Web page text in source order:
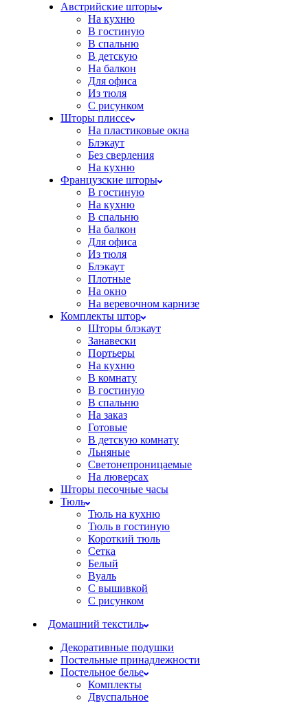
Австрийские шторы
На кухню
В гостиную
В спальню
В детскую
На балкон
Для офиса
Из тюля
С рисунком
Шторы плиссе
На пластиковые окна
Блэкаут
Без сверления
На кухню
Французские шторы
В гостиную
На кухню
В спальню
На балкон
Для офиса
Из тюля
Блэкаут
Плотные
На окно
На веревочном карнизе
Комплекты штор
Шторы блэкаут
Занавески
Портьеры
На кухню
В комнату
В гостиную
В спальню
На заказ
Готовые
В детскую комнату
Льняные
Светонепроницаемые
На люверсах
Шторы песочные часы
Тюль
Тюль на кухню
Тюль в гостиную
Короткий тюль
Сетка
Белый
Вуаль
С вышивкой
С рисунком
Домашний текстиль
Декоративные подушки
Постельные принадлежности
Постельное белье
Комплекты
Двуспальное